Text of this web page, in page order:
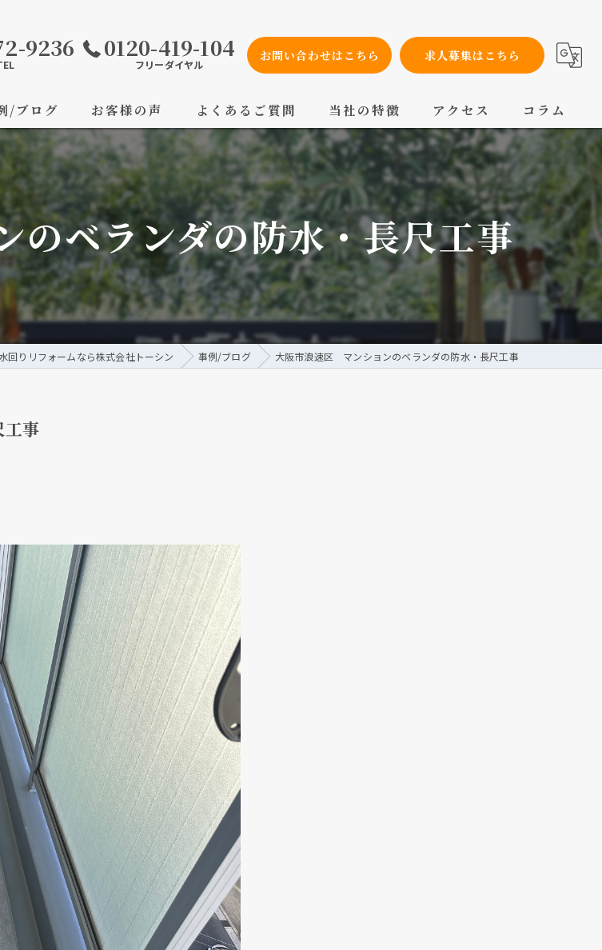
9236 0120-419-104
フリーダイヤル
お問い合わせはこちら 求人募集はこちら
/ブログ お客様の声 よくあるご質問 当社の特徴
設備工事
内装工事
メンテナンス
配管工事
交換
アクセス コラム
のベランダの防水・長尺工事
回りリフォームなら株式会社トーシン 事例/ブログ 大阪市浪速区 マンションのベランダの防水・長尺工事
工事